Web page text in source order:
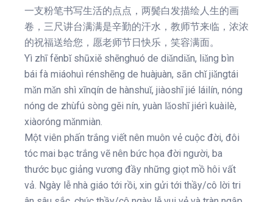
一支粉笔书写生活的点点，两鬓白发描绘人生的画
卷，三尺讲台满满是辛勤的汗水，教师节来临，浓浓
的祝福送给您，愿老师节日快乐，笑容满面。
Yì zhī fěnbǐ shūxiě shēnghuó de diǎndiǎn, liǎng bìn
bái fà miáohuì rénshēng de huàjuàn, sān chǐ jiǎngtái
mǎn mǎn shì xīnqín de hànshuǐ, jiàoshī jié láilín, nóng
nóng de zhùfú sòng gěi nín, yuàn lǎoshī jiérì kuàilè,
xiàoróng mǎnmiàn.
Một viên phấn trắng viết nên muôn vẻ cuộc đời, đôi
tóc mai bạc trắng vẽ nên bức họa đời người, ba
thước bục giảng vương đầy những giọt mồ hôi vất
vả. Ngày lễ nhà giáo tới rồi, xin gửi tới thầy/cô lời tri